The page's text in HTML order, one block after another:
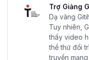
Trợ Giảng
Dạ vâng
Tuy nhiên,
thấy video
thể thử đổi
truyền